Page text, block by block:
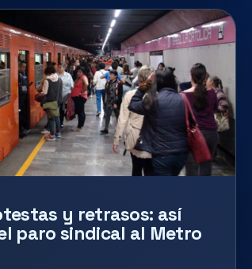
y retrasos: así
paro sindical al Metro